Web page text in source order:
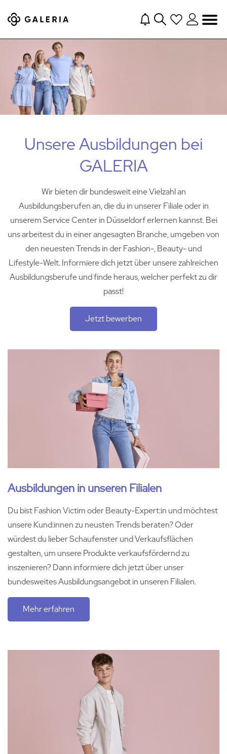
Navigation
Unsere Ausbildungen bei
GALERIA
Wir bieten dir bundesweit eine Vielzahl an
Ausbildungsberufen an, die du in unserer Filiale oder in
unserem Service Center in Düsseldorf erlernen kannst. Bei
uns arbeitest du in einer angesagten Branche, umgeben von
den neuesten Trends in der Fashion-, Beauty- und
Lifestyle-Welt. Informiere dich jetzt über unsere zahlreichen
Ausbildungsberufe und finde heraus, welcher perfekt zu dir
passt!
Jetzt bewerben
Ausbildungen in unseren Filialen
Du bist Fashion Victim oder Beauty-Expert:in und möchtest
unsere Kund:innen zu neusten Trends beraten? Oder
würdest du lieber Schaufenster und Verkaufsflächen
gestalten, um unsere Produkte verkaufsfördernd zu
inszenieren? Dann informiere dich jetzt über unser
bundesweites Ausbildungsangebot in unseren Filialen.
Mehr erfahren